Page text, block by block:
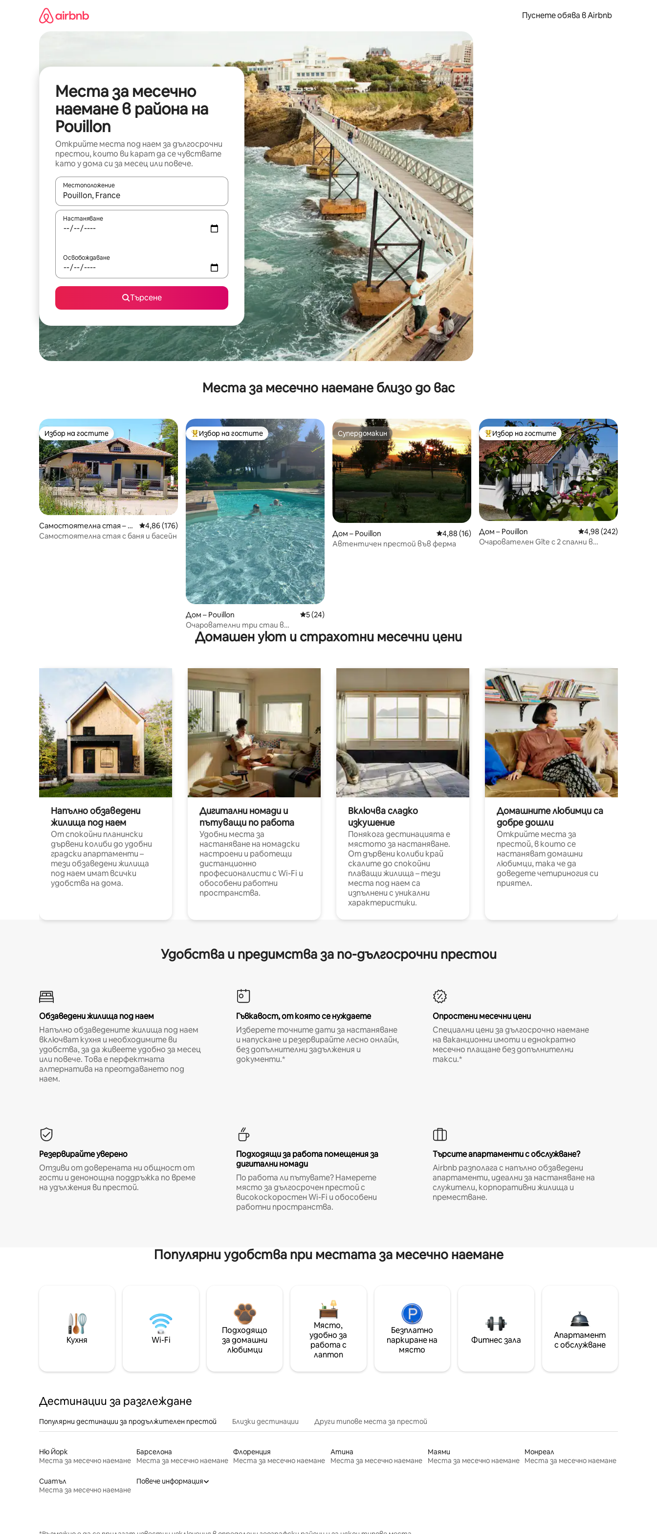
съдържанието
Пуснете обява в Airbnb
Места за месечно
наемане в района на
Pouillon
Открийте места под наем за дългосрочни
престои, които ви карат да се чувствате
като у дома си за месец или повече.
Местоположение
Когато резултатите се покажат, използвайте клавишите със стрелки нагоре и надолу или навигирайте с докосване или плъзгане.
Настаняване
Освобождаване
Търсене
Места за месечно наемане близо до вас
Избор на гостите
Избор на гостите
Самостоятелна стая – Sa
int-Pandelon
Средна оценка: 4,86 от 5, 176 отзива
4,86 (176)
Самостоятелна стая с баня и басейн
Най-популярен избор на гостите
Избор на гостите
Дом – Pouillon Средна оценка: 5 от 5, 24 отзива
5 (24)
Очарователни три стаи в
провинцията
Супердомакин
Супердомакин
Дом – Pouillon Средна оценка: 4,88 от 5, 16 отзива
4,88 (16)
Автентичен престой във ферма
Най-популярен избор на гостите
Избор на гостите
Дом – Pouillon Средна оценка: 4,98
4,98 (242)
Очарователен Gîte с 2 спални в
Домашен уют и страхотни месечни цени
Напълно обзаведени
жилища под наем
От спокойни планински
дървени колиби до удобни
градски апартаменти –
тези обзаведени жилища
под наем имат всички
удобства на дома.
Дигитални номади и
пътуващи по работа
Удобни места за
настаняване на номадски
настроени и работещи
дистанционно
професионалисти с Wi-Fi и
обособени работни
пространства.
Включва сладко
изкушение
Понякога дестинацията е
мястото за настаняване.
От дървени колиби край
скалите до спокойни
плаващи жилища – тези
места под наем са
изпълнени с уникални
характеристики.
Домашните любимци са
добре дошли
Открийте места за
престой, в които се
настаняват домашни
любимци, така че да
доведете четириногия си
приятел.
Удобства и предимства за по-дългосрочни престои
Обзаведени жилища под наем
Напълно обзаведените жилища под наем
включват кухня и необходимите ви
удобства, за да живеете удобно за месец
или повече. Това е перфектната
алтернатива на преотдаването под
наем.
Гъвкавост, от която се нуждаете
Изберете точните дати за настаняване
и напускане и резервирайте лесно онлайн,
без допълнителни задължения и
документи.*
Опростени месечни цени
Специални цени за дългосрочно наемане
на ваканционни имоти и еднократно
месечно плащане без допълнителни
такси.*
Резервирайте уверено
Отзиви от доверената ни общност от
гости и денонощна поддръжка по време
на удължения ви престой.
Подходящи за работа помещения за
дигитални номади
По работа ли пътувате? Намерете
място за дългосрочен престой с
високоскоростен Wi-Fi и обособени
работни пространства.
Търсите апартаменти с обслужване?
Airbnb разполага с напълно обзаведени
апартаменти, идеални за настаняване на
служители, корпоративни жилища и
преместване.
Популярни удобства при местата за месечно наемане
Кухня Wi-Fi
Подходящо
за домашни
любимци
Място,
удобно за
работа с
лаптоп
Безплатно
паркиране на
място
Фитнес зала
Апартамент
с обслужване
Дестинации за разглеждане
Популярни дестинации за продължителен престой Близки дестинации Други типове места за престой
Ню Йорк
Места за месечно наемане
Барселона
Места за месечно наемане
Флоренция
Места за месечно наемане
Атина
Места за месечно наемане
Маями
Места за месечно наемане
Монреал
Места за месечно наемане
Сиатъл
Места за месечно наемане
Повече информация